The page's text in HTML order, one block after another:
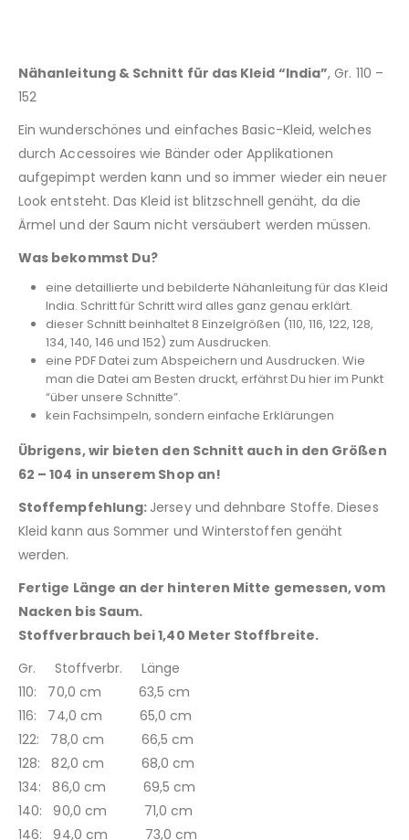
Nähanleitung & Schnitt für das Kleid “India”, Gr. 110 –
152
Ein wunderschönes und einfaches Basic-Kleid, welches
durch Accessoires wie Bänder oder Applikationen
aufgepimpt werden kann und so immer wieder ein neuer
Look entsteht. Das Kleid ist blitzschnell genäht, da die
Ärmel und der Saum nicht versäubert werden müssen.
Was bekommst Du?
eine detaillierte und bebilderte Nähanleitung für das Kleid
India. Schritt für Schritt wird alles ganz genau erklärt.
dieser Schnitt beinhaltet 8 Einzelgrößen (110, 116, 122, 128,
134, 140, 146 und 152) zum Ausdrucken.
eine PDF Datei zum Abspeichern und Ausdrucken. Wie
man die Datei am Besten druckt, erfährst Du hier im Punkt
“über unsere Schnitte”.
kein Fachsimpeln, sondern einfache Erklärungen
Übrigens, wir bieten den Schnitt auch in den Größen
62 – 104 in unserem Shop an!
Stoffempfehlung: Jersey und dehnbare Stoffe. Dieses
Kleid kann aus Sommer und Winterstoffen genäht
werden.
Fertige Länge an der hinteren Mitte gemessen, vom
Nacken bis Saum.
Stoffverbrauch bei 1,40 Meter Stoffbreite.
Gr. Stoffverbr. Länge
110: 70,0 cm 63,5 cm
116: 74,0 cm 65,0 cm
122: 78,0 cm 66,5 cm
128: 82,0 cm 68,0 cm
134: 86,0 cm 69,5 cm
140: 90,0 cm 71,0 cm
146: 94,0 cm 73,0 cm